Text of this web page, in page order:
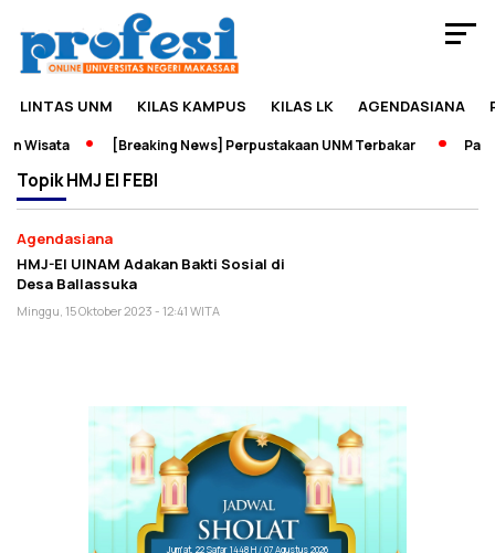
LINTAS UNM KILAS KAMPUS KILAS LK AGENDASIANA
Wisata [Breaking News] Perpustakaan UNM Terbakar
TopikHMJ EI FEBI
Agendasiana
HMJ-EI UINAM Adakan Bakti Sosial di
Desa Ballassuka
Minggu, 15 Oktober 2023 - 12:41 WITA
Jum'at, 22 Safar 1448 H / 07 Agustus 2026